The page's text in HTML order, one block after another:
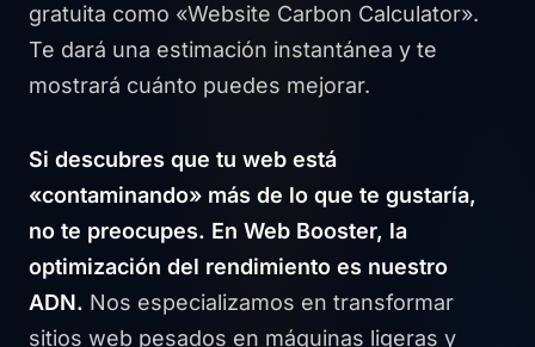
gratuita como «Website Carbon Calculator».
Te dará una estimación instantánea y te
mostrará cuánto puedes mejorar.
Si descubres que tu web está
«contaminando» más de lo que te gustaría,
no te preocupes. En Web Booster, la
optimización del rendimiento es nuestro
ADN. Nos especializamos en transformar
sitios web pesados en máquinas ligeras y